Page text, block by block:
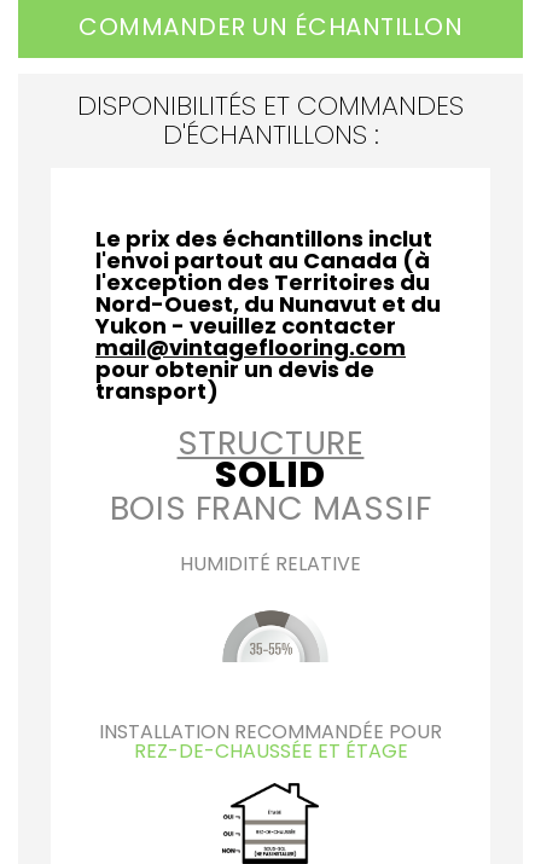
COMMANDER UN ÉCHANTILLON
DISPONIBILITÉS ET COMMANDES
D'ÉCHANTILLONS :
Le prix des échantillons inclut
l'envoi partout au Canada (à
l'exception des Territoires du
Nord-Ouest, du Nunavut et du
Yukon - veuillez contacter
mail@vintageflooring.com
pour obtenir un devis de
transport)
STRUCTURE
SOLID
BOIS FRANC MASSIF
HUMIDITÉ RELATIVE
INSTALLATION RECOMMANDÉE POUR
REZ-DE-CHAUSSÉE ET ÉTAGE